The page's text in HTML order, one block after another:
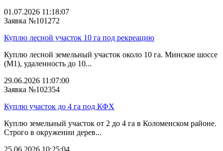
01.07.2026 11:18:07
Заявка №101272
Куплю лесной участок 10 га под рекреацию
Куплю лесной земельный участок около 10 га. Минское шоссе
(М1), удаленность до 10...
29.06.2026 11:07:00
Заявка №102354
Куплю участок до 4 га под КФХ
Куплю земельный участок от 2 до 4 га в Коломенском районе.
Строго в окружении дерев...